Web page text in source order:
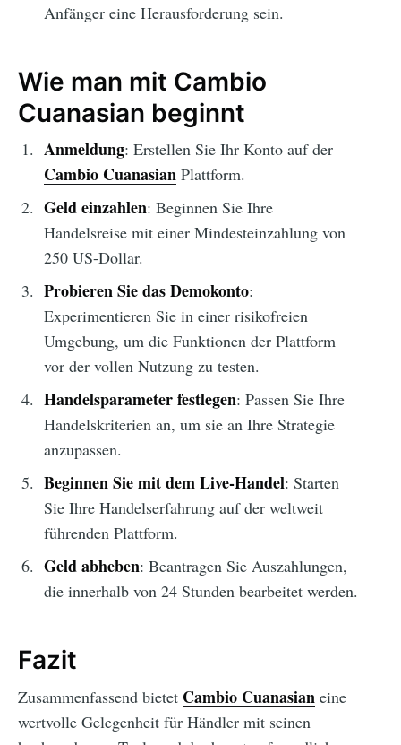
Anfänger eine Herausforderung sein.
Wie man mit Cambio
Cuanasian beginnt
Anmeldung: Erstellen Sie Ihr Konto auf der
Cambio CuanasianPlattform.
Geld einzahlen: Beginnen Sie Ihre
Handelsreise mit einer Mindesteinzahlung von
250 US-Dollar.
Probieren Sie das Demokonto:
Experimentieren Sie in einer risikofreien
Umgebung, um die Funktionen der Plattform
vor der vollen Nutzung zu testen.
Handelsparameter festlegen: Passen Sie Ihre
Handelskriterien an, um sie an Ihre Strategie
anzupassen.
Beginnen Sie mit dem Live-Handel: Starten
Sie Ihre Handelserfahrung auf der weltweit
führenden Plattform.
Geld abheben: Beantragen Sie Auszahlungen,
die innerhalb von 24 Stunden bearbeitet werden.
Fazit
Zusammenfassend bietet Cambio Cuanasian eine
wertvolle Gelegenheit für Händler mit seinen